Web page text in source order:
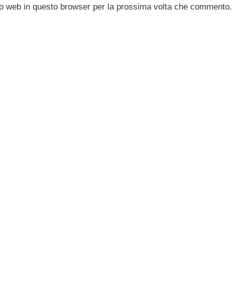
web in questo browser per la prossima volta che commento.